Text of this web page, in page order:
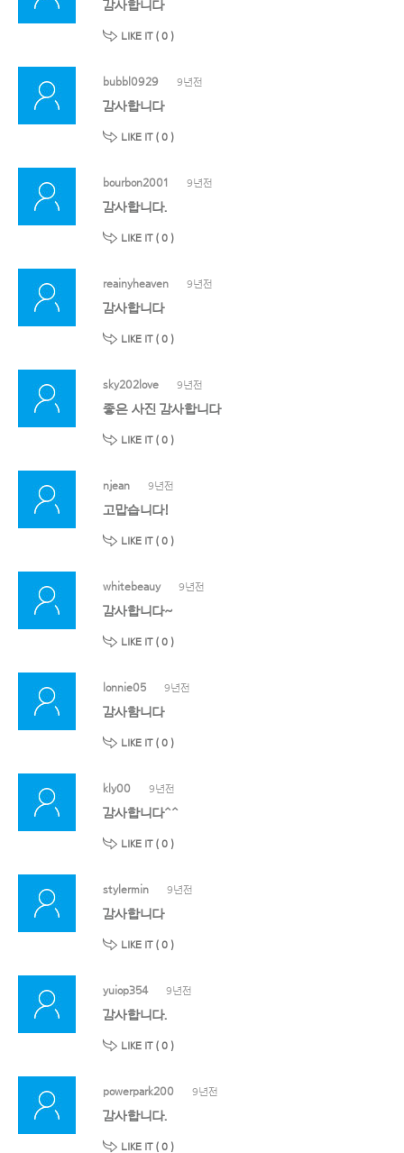
감사합니다
LIKE IT ( 0 )
bubbl0929 9년전
감사합니다
LIKE IT ( 0 )
bourbon2001 9년전
감사합니다.
LIKE IT ( 0 )
reainyheaven 9년전
감사합니다
LIKE IT ( 0 )
sky202love 9년전
좋은 사진 감사합니다
LIKE IT ( 0 )
njean 9년전
고맙습니다!
LIKE IT ( 0 )
whitebeauy 9년전
감사합니다~
LIKE IT ( 0 )
lonnie05 9년전
감사함니다
LIKE IT ( 0 )
kly00 9년전
감사합니다^^
LIKE IT ( 0 )
stylermin 9년전
감사합니다
LIKE IT ( 0 )
yuiop354 9년전
감사합니다.
LIKE IT ( 0 )
powerpark200 9년전
감사합니다.
LIKE IT ( 0 )